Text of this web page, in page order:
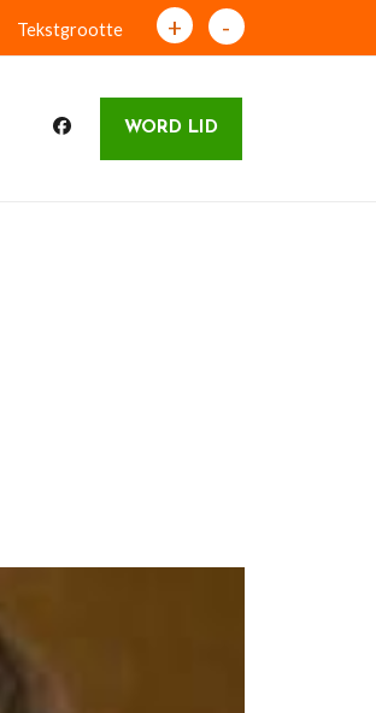
Tekstgrootte + -
WORD LID